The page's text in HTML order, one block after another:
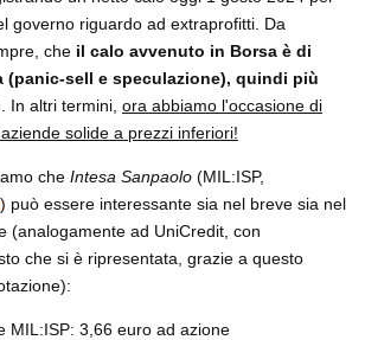
governo riguardo ad extraprofitti. Da
che il calo avvenuto in Borsa è di
(panic-sell e speculazione), quindi più
. In altri termini, ora abbiamo l'occasione di
solide a prezzi inferiori!
che Intesa Sanpaolo (MIL:ISP,
) può essere interessante sia nel breve sia nel
(analogamente ad UniCredit, con
che si è ripresentata, grazie a questo
MIL:ISP: 3,66 euro ad azione